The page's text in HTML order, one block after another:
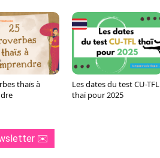
thaïs à
Les dates du test CU-TFL
thaï pour 2025
✉️